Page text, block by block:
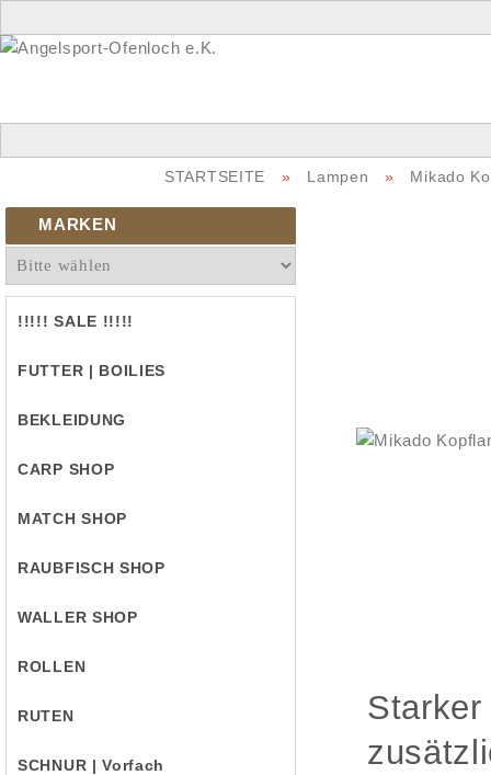
STARTSEITE » Lampen » Mikado
MARKEN
!!!!! SALE !!!!!
FUTTER | BOILIES
BEKLEIDUNG
CARP SHOP
MATCH SHOP
RAUBFISCH SHOP
WALLER SHOP
ROLLEN
RUTEN
SCHNUR | Vorfach